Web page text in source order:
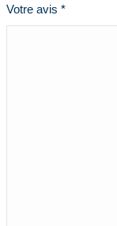
Votre avis *